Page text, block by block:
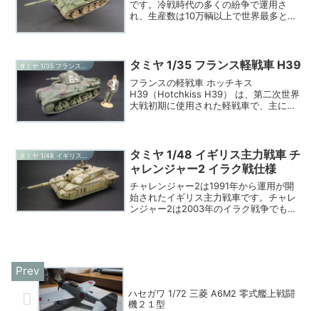
です。冷戦時代の多くの紛争で運用さ
れ、生産数は10万輌以上で世界最多と言
紹介するのはタミ...
タミヤ 1/35 フランス軽戦車 H39
フランスの軽戦車 ホッチキス
H39（Hotchkiss H39） は、第二次世界
大戦初期に使用された軽戦車で、主にフ
す。...
タミヤ 1/48 イギリス主力戦車 チ
ャレンジャー2 イラク戦仕様
チャレンジャー2は1991年から運用が開
始されたイギリス主力戦車です。チャレ
ンジャー2は2003年のイラク戦争でも活
ハセガワ 1/72 三菱 A6M2 零式艦上戦闘
機２１型